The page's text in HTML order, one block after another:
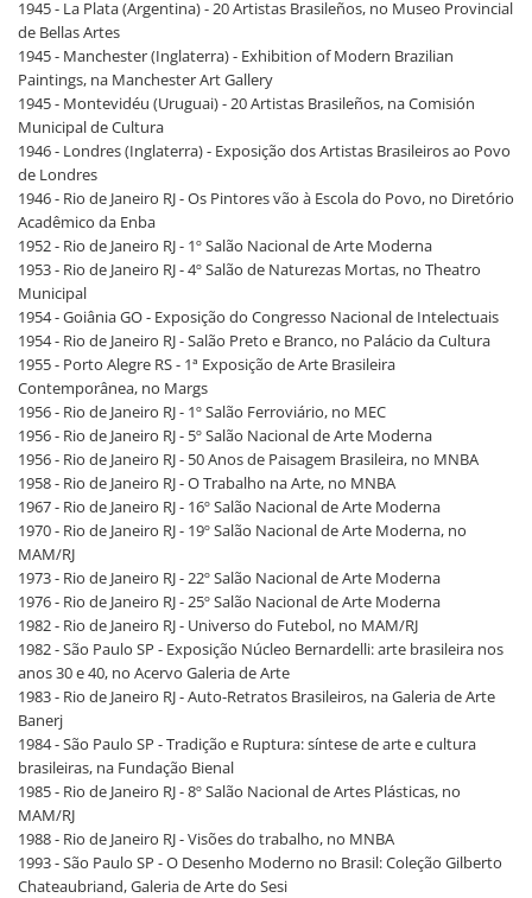
1945 - La Plata (Argentina) - 20 Artistas Brasileños, no Museo Provincial
de Bellas Artes
1945 - Manchester (Inglaterra) - Exhibition of Modern Brazilian
Paintings, na Manchester Art Gallery
1945 - Montevidéu (Uruguai) - 20 Artistas Brasileños, na Comisión
Municipal de Cultura
1946 - Londres (Inglaterra) - Exposição dos Artistas Brasileiros ao Povo
de Londres
1946 - Rio de Janeiro RJ - Os Pintores vão à Escola do Povo, no Diretório
Acadêmico da Enba
1952 - Rio de Janeiro RJ - 1º Salão Nacional de Arte Moderna
1953 - Rio de Janeiro RJ - 4º Salão de Naturezas Mortas, no Theatro
Municipal
1954 - Goiânia GO - Exposição do Congresso Nacional de Intelectuais
1954 - Rio de Janeiro RJ - Salão Preto e Branco, no Palácio da Cultura
1955 - Porto Alegre RS - 1ª Exposição de Arte Brasileira
Contemporânea, no Margs
1956 - Rio de Janeiro RJ - 1º Salão Ferroviário, no MEC
1956 - Rio de Janeiro RJ - 5º Salão Nacional de Arte Moderna
1956 - Rio de Janeiro RJ - 50 Anos de Paisagem Brasileira, no MNBA
1958 - Rio de Janeiro RJ - O Trabalho na Arte, no MNBA
1967 - Rio de Janeiro RJ - 16º Salão Nacional de Arte Moderna
1970 - Rio de Janeiro RJ - 19º Salão Nacional de Arte Moderna, no
MAM/RJ
1973 - Rio de Janeiro RJ - 22º Salão Nacional de Arte Moderna
1976 - Rio de Janeiro RJ - 25º Salão Nacional de Arte Moderna
1982 - Rio de Janeiro RJ - Universo do Futebol, no MAM/RJ
1982 - São Paulo SP - Exposição Núcleo Bernardelli: arte brasileira nos
anos 30 e 40, no Acervo Galeria de Arte
1983 - Rio de Janeiro RJ - Auto-Retratos Brasileiros, na Galeria de Arte
Banerj
1984 - São Paulo SP - Tradição e Ruptura: síntese de arte e cultura
brasileiras, na Fundação Bienal
1985 - Rio de Janeiro RJ - 8º Salão Nacional de Artes Plásticas, no
MAM/RJ
1988 - Rio de Janeiro RJ - Visões do trabalho, no MNBA
1993 - São Paulo SP - O Desenho Moderno no Brasil: Coleção Gilberto
Chateaubriand, Galeria de Arte do Sesi